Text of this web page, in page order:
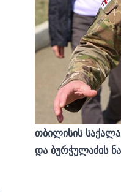
თბილისის
და ბურჭულაძის